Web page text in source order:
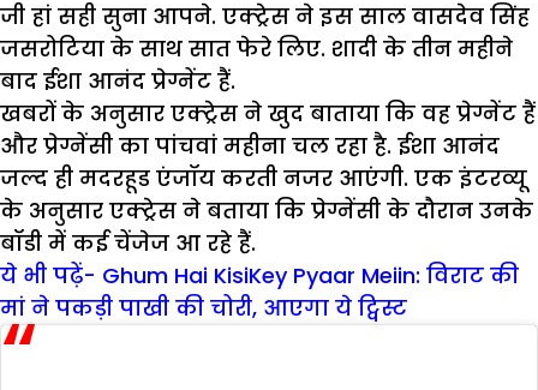
जी हां सही सुना आपने. एक्ट्रेस ने इस साल वासदेव सिंह
जसरोटिया के साथ सात फेरे लिए. शादी के तीन महीने
बाद ईशा आनंद प्रेग्नेंट हैं.
खबरों के अनुसार एक्ट्रेस ने खुद बाताया कि वह प्रेग्नेंट हैं
और प्रेग्नेंसी का पांचवां महीना चल रहा है. ईशा आनंद
जल्द ही मदरहूड एंजॉय करती नजर आएंगी. एक इंटरव्यू
के अनुसार एक्ट्रेस ने बताया कि प्रेग्नेंसी के दौरान उनके
बॉडी में कई चेंजेज आ रहे हैं.
ये भी पढ़ें- Ghum Hai KisiKey Pyaar Meiin: विराट की
मां ने पकड़ी पाखी की चोरी, आएगा ये ट्विस्ट